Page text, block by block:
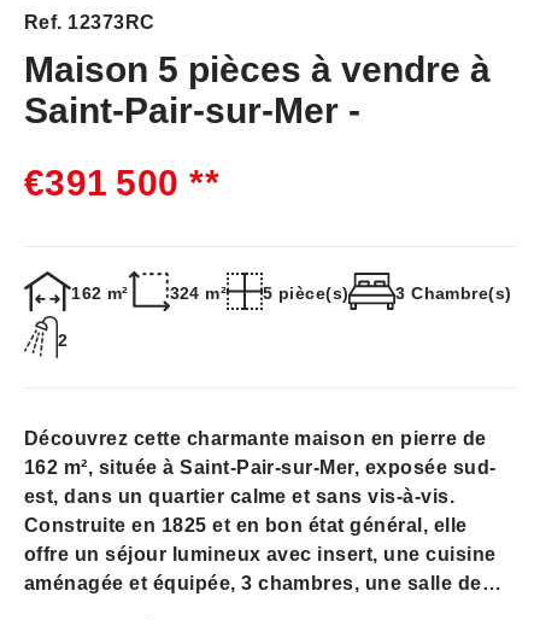
Ref. 12373RC
Maison 5 pièces à vendre à
Saint-Pair-sur-Mer -
€391 500 **
162 m² 324 m² 5 pièce(s) 3 Chambre(s)
2
Découvrez cette charmante maison en pierre de
162 m², située à Saint-Pair-sur-Mer, exposée sud-
est, dans un quartier calme et sans vis-à-vis.
Construite en 1825 et en bon état général, elle
offre un séjour lumineux avec insert, une cuisine
aménagée et équipée, 3 chambres, une salle de